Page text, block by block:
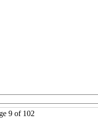
9 of 102